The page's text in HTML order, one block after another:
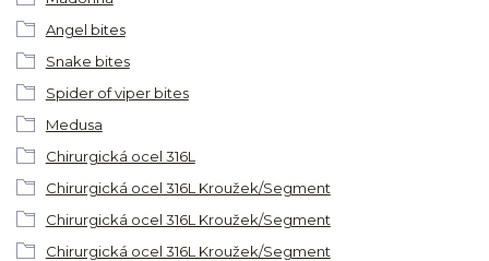
Angel bites
Snake bites
Spider of viper bites
Medusa
Chirurgická ocel 316L
Chirurgická ocel 316L Kroužek/Segment
Chirurgická ocel 316L Kroužek/Segment
Chirurgická ocel 316L Kroužek/Segment